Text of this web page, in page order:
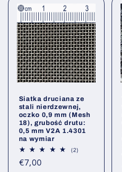
Siatka druciana ze
stali nierdzewnej,
oczko 0,9 mm (Mesh
18), grubość drutu:
0,5 mm V2A 1.4301
na wymiar
(2)2
Cena
€7,00